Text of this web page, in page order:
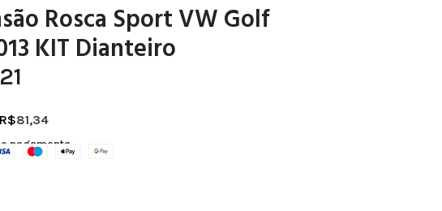
Rosca Sport VW Golf
KIT Dianteiro
R$81,34
pagamento